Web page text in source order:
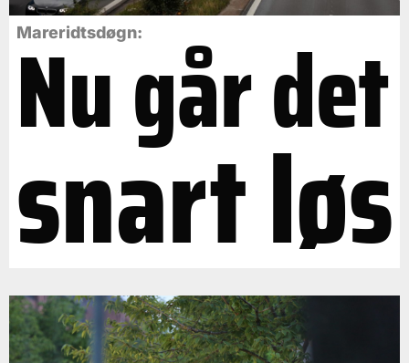
Mareridtsdøgn:
Nu går det
snart løs